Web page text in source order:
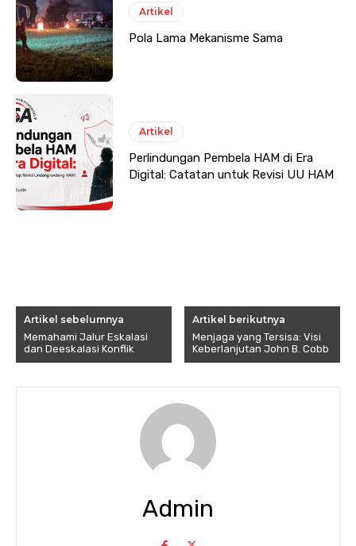
Artikel
Pola Lama Mekanisme Sama
Artikel
Perlindungan Pembela HAM di Era
Digital: Catatan untuk Revisi UU HAM
Artikel sebelumnya
Memahami Jalur Eskalasi
dan Deeskalasi Konflik
Artikel berikutnya
Menjaga yang Tersisa: Visi
Keberlanjutan John B. Cobb
Admin